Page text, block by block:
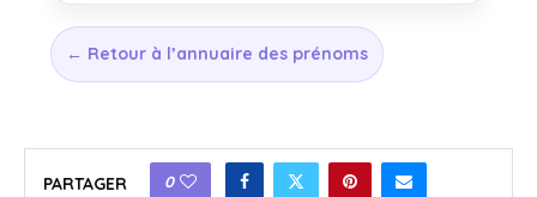
← Retour à l’annuaire des prénoms
PARTAGER 0